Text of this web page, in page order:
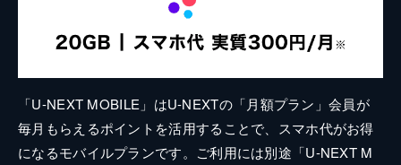
「U-NEXT MOBILE」はU-NEXTの「月額プラン」会員が
毎月もらえるポイントを活用することで、スマホ代がお得
になるモバイルプランです。ご利用には別途「U-NEXT M